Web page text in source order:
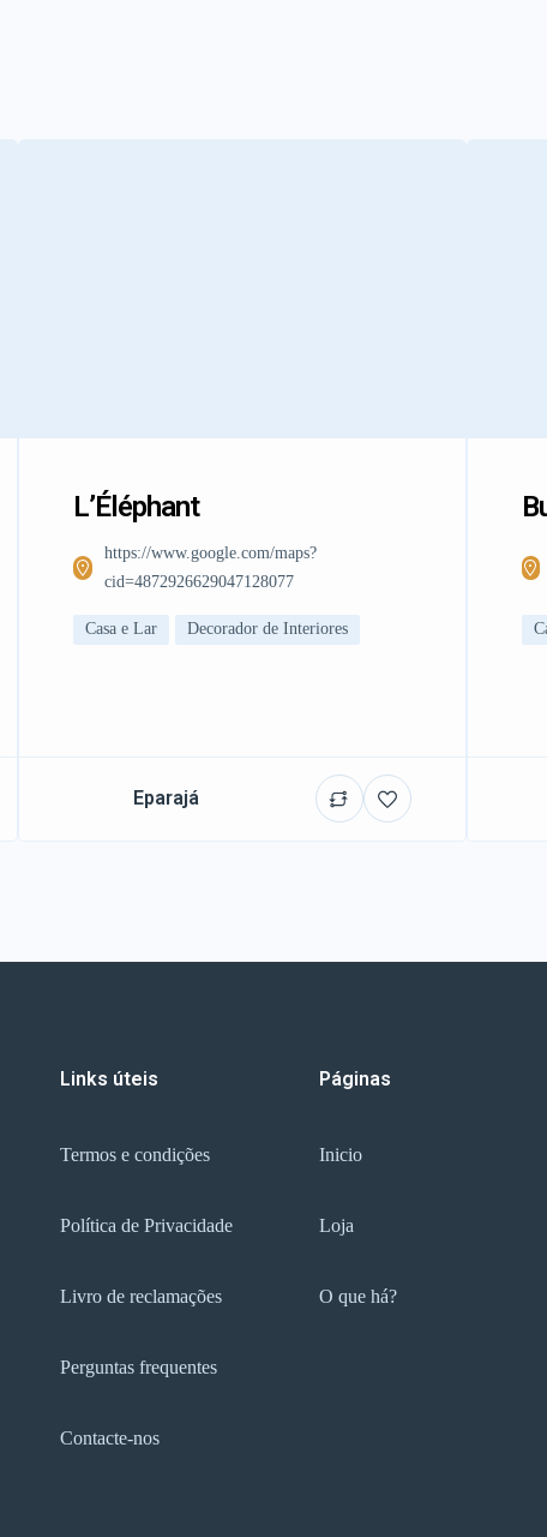
L’Éléphant
https://www.google.com/maps?
cid=4872926629047128077
Casa e Lar Decorador de Interiores
Eparajá
Links úteis
Termos e condições
Política de Privacidade
Livro de reclamações
Perguntas frequentes
Contacte-nos
Páginas
Inicio
Loja
O que há?